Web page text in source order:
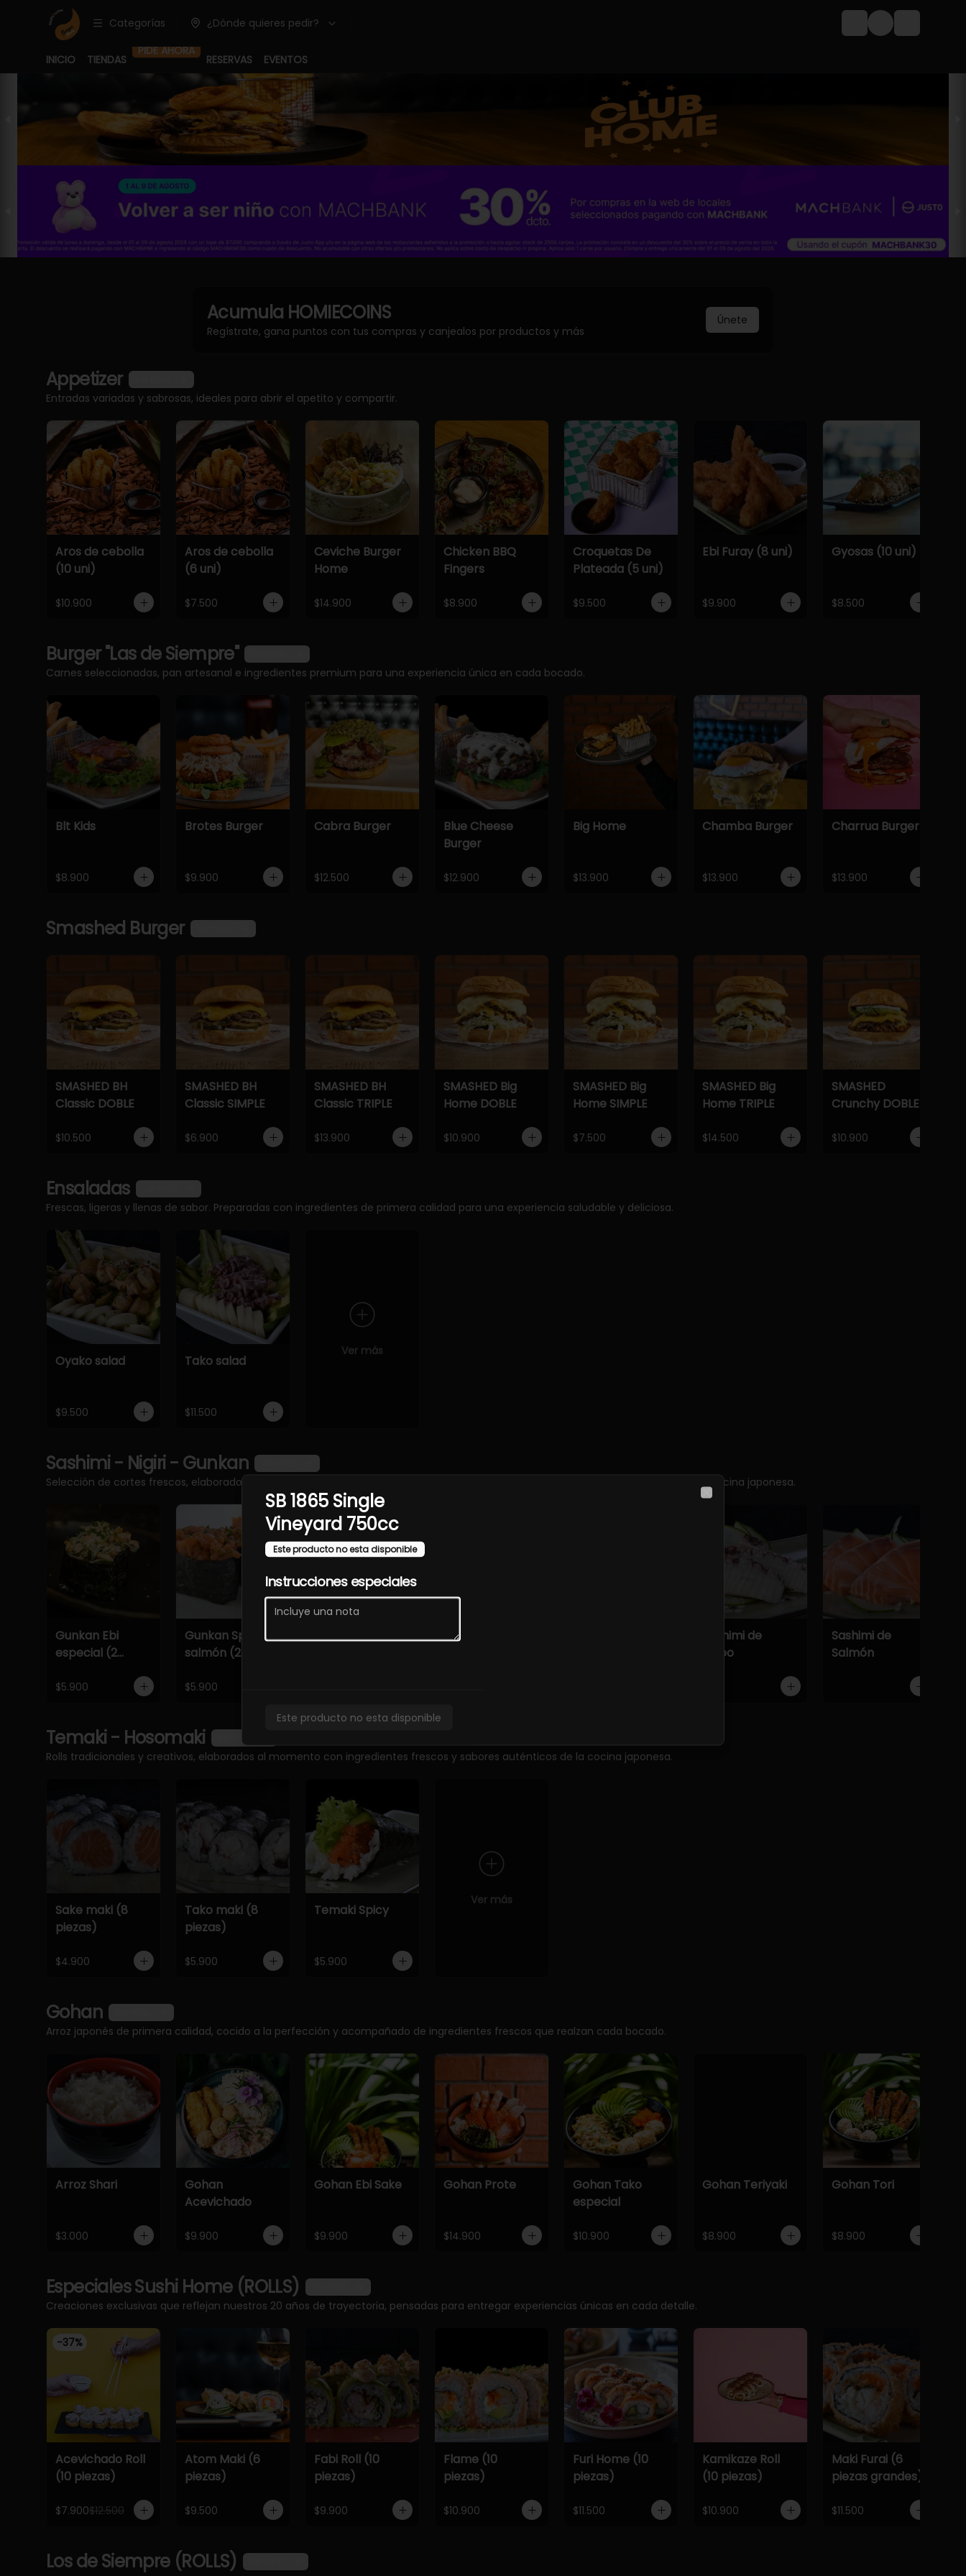
Categorías ¿Dónde quieres pedir? Login
INICIO TIENDAS PIDE AHORA RESERVAS EVENTOS
Acumula HOMIECOINS
Regístrate, gana puntos con tus compras y canjealos por productos y más
Únete
Appetizer
Entradas variadas y sabrosas, ideales para abrir el apetito y compartir.
Aros de cebolla
(10 uni)
$10.900
Aros de cebolla
(6 uni)
$7.500
Ceviche Burger
Home
$14.900
Chicken BBQ
Fingers
$8.900
Croquetas De
Plateada (5 uni)
$9.500
Ebi Furay (8 uni)
$9.900
Gyosas (10 uni)
$8.500
Burger "Las de Siempre"
Carnes seleccionadas, pan artesanal e ingredientes premium para una experiencia única en cada bocado.
Blt Kids
$8.900
Brotes Burger
$9.900
Cabra Burger
$12.500
Blue Cheese
Burger
$12.900
Big Home
$13.900
Chamba Burger
$13.900
Charrua Burger
$13.900
Smashed Burger
SMASHED BH
Classic DOBLE
$10.500
SMASHED BH
Classic SIMPLE
$6.900
SMASHED BH
Classic TRIPLE
$13.900
SMASHED Big
Home DOBLE
$10.900
SMASHED Big
Home SIMPLE
$7.500
SMASHED Big
Home TRIPLE
$14.500
SMASHED
Crunchy DOBLE
$10.900
Ensaladas
Frescas, ligeras y llenas de sabor. Preparadas con ingredientes de primera calidad para una experiencia saludable y deliciosa.
Oyako salad
$9.500
Tako salad
$11.500
Ver más
Sashimi - Nigiri - Gunkan
Selección de cortes frescos, elaborados con pescado de primera calidad y presentaciones cuidadas que destacan la esencia de la cocina japonesa.
Gunkan Ebi
especial (2
$5.900
Gunkan Spicy
salmón (2
$5.900
Gunkan Tako
Sashimi
Sashimi de
Pulpo
Sashimi de
Salmón
Temaki - Hosomaki
Rolls tradicionales y creativos, elaborados al momento con ingredientes frescos y sabores auténticos de la cocina japonesa.
Sake maki (8
piezas)
$4.900
Tako maki (8
piezas)
$5.900
Temaki Spicy
$5.900
Ver más
Gohan
Arroz japonés de primera calidad, cocido a la perfección y acompañado de ingredientes frescos que realzan cada bocado.
Arroz Shari
$3.000
Gohan
Acevichado
$9.900
Gohan Ebi Sake
$9.900
Gohan Prote
$14.900
Gohan Tako
especial
$10.900
Gohan Teriyaki
$8.900
Gohan Tori
$8.900
Especiales Sushi Home (ROLLS)
Creaciones exclusivas que reflejan nuestros 20 años de trayectoria, pensadas para entregar experiencias únicas en cada detalle.
-37%
Acevichado Roll
(10 piezas)
$7.900$12.500
Atom Maki (6
piezas)
$9.500
Fabi Roll (10
piezas)
$9.900
Flame (10
piezas)
$10.900
Furi Home (10
piezas)
$11.500
Kamikaze Roll
(10 piezas)
$10.900
Maki Furai (6
piezas grandes)
$11.500
Los de Siempre (ROLLS)
SB 1865 Single
Vineyard 750cc
Este producto no esta disponible
Instrucciones especiales
Este producto no esta disponible